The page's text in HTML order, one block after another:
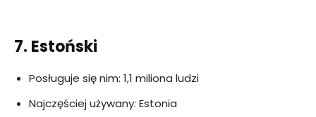
7. Estoński
Posługuje się nim: 1,1 miliona ludzi
Najczęściej używany: Estonia